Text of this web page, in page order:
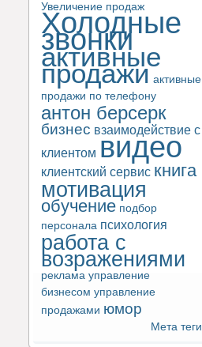
Увеличение продаж
Холодные
звонки
активные
продажи активные
продажи по телефону
антон берсерк
бизнес взаимодействие с
клиентом видео
клиентский сервис книга
мотивация
обучение подбор
персонала психология
работа с
возражениями
реклама управление
бизнесом управление
продажами юмор
Мета теги